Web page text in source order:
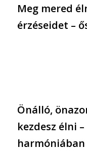
Meg mered
érzéseidet –
Önálló,
kezdesz élni
harmóniában